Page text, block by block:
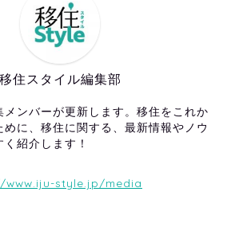
移住スタイル編集部
メンバーが更新します。移住をこれか
めに、移住に関する、最新情報やノウ
紹介します！
style.jp/media